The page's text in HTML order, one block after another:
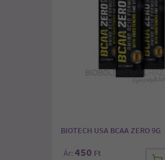
BIOTECH USA BCAA ZERO 9G
Ár: 450 Ft